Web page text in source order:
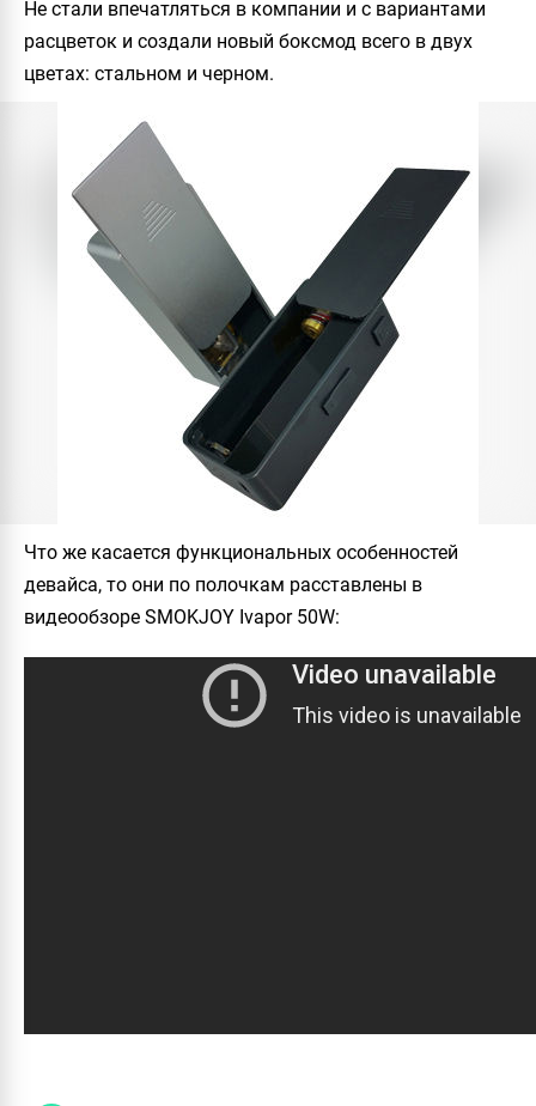
Не стали впечатляться в компании и с вариантами
расцветок и создали новый боксмод всего в двух
цветах: стальном и черном.
Что же касается функциональных особенностей
девайса, то они по полочкам расставлены в
видеообзоре SMOKJOY Ivapor 50W: